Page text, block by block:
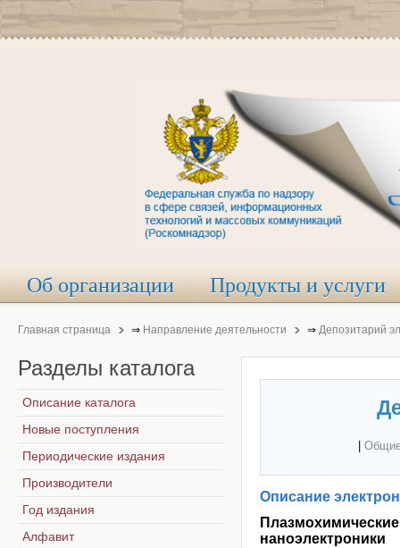
Об организации Продукты и услуги
Главная страница ⇒ Направление деятельности ⇒ Депозитарий
Описание
наноэлектроники
Разделы каталога
Описание каталога
Новые поступления
Периодические издания
Производители
Год издания
Алфавит